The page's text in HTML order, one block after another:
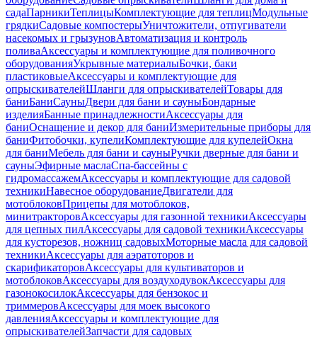
садаПарникиТеплицыКомплектующие для теплицМодульные
грядкиСадовые компостерыУничтожители, отпугиватели
насекомых и грызуновАвтоматизация и контроль
поливаАксессуары и комплектующие для поливочного
оборудованияУкрывные материалыБочки, баки
пластиковыеАксессуары и комплектующие для
опрыскивателейШланги для опрыскивателейТовары для
баниБаниСауныДвери для бани и сауныБондарные
изделияБанные принадлежностиАксессуары для
баниОснащение и декор для баниИзмерительные приборы для
баниФитобочки, купелиКомплектующие для купелейОкна
для баниМебель для бани и сауныРучки дверные для бани и
сауныЭфирные маслаСпа-бассейны с
гидромассажемАксессуары и комплектующие для садовой
техникиНавесное оборудованиеДвигатели для
мотоблоковПрицепы для мотоблоков,
минитракторовАксессуары для газонной техникиАксессуары
для цепных пилАксессуары для садовой техникиАксессуары
для кусторезов, ножниц садовыхМоторные масла для садовой
техникиАксессуары для аэратоторов и
скарификаторовАксессуары для культиваторов и
мотоблоковАксессуары для воздуходувокАксессуары для
газонокосилокАксессуары для бензокос и
триммеровАксессуары для моек высокого
давленияАксессуары и комплектующие для
опрыскивателейЗапчасти для садовых